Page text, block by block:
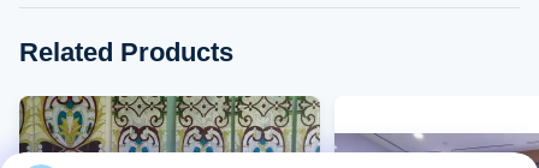
Related Products